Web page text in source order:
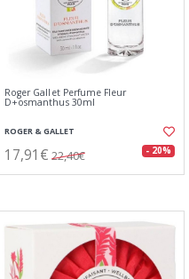
Roger Gallet Perfume Fleur
D+osmanthus 30ml
ROGER & GALLET
17,91€ 22,40€ - 20%